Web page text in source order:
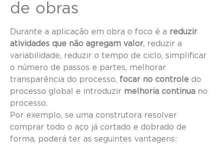
de obras
Durante a aplicação em obra o foco é a reduzir
atividades que não agregam valor, reduzir a
variabilidade, reduzir o tempo de ciclo, simplificar
o número de passos e partes, melhorar
transparência do processo, focar no controle do
processo global e introduzir melhoria continua no
processo.
Por exemplo, se uma construtora resolver
comprar todo o aço já cortado e dobrado de
forma, poderá ter as seguintes vantagens: